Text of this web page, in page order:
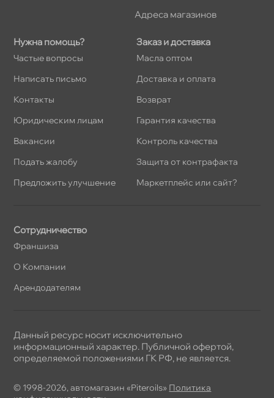
Нужна помощь?
Частые вопросы
Написать письмо
Контакты
Юридическим лицам
акансии
Подать жалобу
Предложить улучшение
Заказ и доставка
Масла оптом
Доставка и оплата
озврат
Гарантия качества
Контроль качества
Защита от контрафакта
Маркетплейс или сайт?
Сотрудничество
Франшиза
О Компании
Арендодателям
Адреса магазино
© 1998-2026, автомагазин «Piteroils» Политика
Данный ресурс носит исключительно
информационный характер. Публичной офертой,
определяемой положениями ГК РФ, не является.